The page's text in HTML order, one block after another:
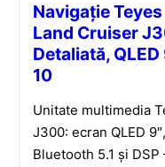
Navigație
Land Cruiser
Detaliată,
10
Unitate multimedia
J300: ecran QLED
Bluetooth 5.1 și